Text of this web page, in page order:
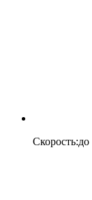
Скорость:до